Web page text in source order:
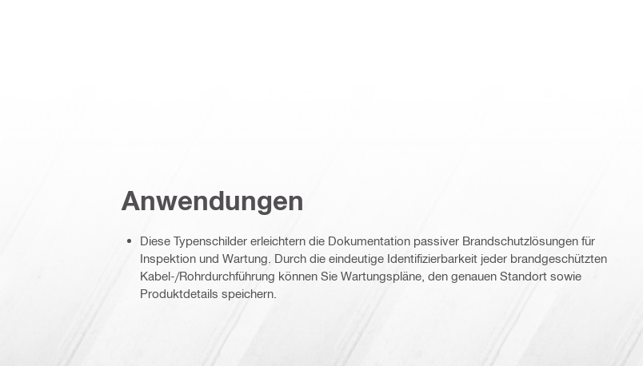
Anwendungen
Diese Typenschilder erleichtern die Dokumentation passiver Brandschutzlösungen für
Inspektion und Wartung. Durch die eindeutige Identifizierbarkeit jeder brandgeschützten
Kabel-/Rohrdurchführung können Sie Wartungspläne, den genauen Standort sowie
Produktdetails speichern.